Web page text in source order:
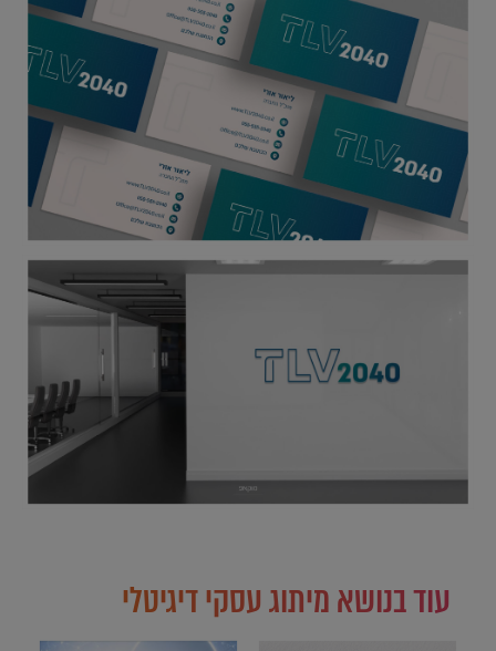
עוד בנושא מיתוג עסקי דיגיטלי